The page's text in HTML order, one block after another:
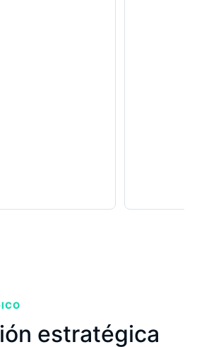
estratégica